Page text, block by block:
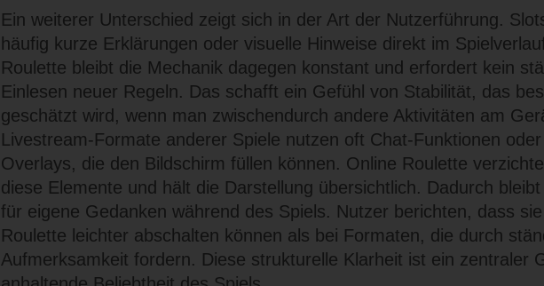
Ein weiterer Unterschied zeigt sich in der Art der Nutzerführung.
häufig kurze Erklärungen oder visuelle Hinweise direkt im
Roulette bleibt die Mechanik dagegen konstant und erfordert kein
Einlesen neuer Regeln. Das schafft ein Gefühl von Stabilität, das
geschätzt wird, wenn man zwischendurch andere Aktivitäten am
Livestream-Formate anderer Spiele nutzen oft Chat-Funktionen
Overlays, die den Bildschirm füllen können. Online Roulette
diese Elemente und hält die Darstellung übersichtlich. Dadurch
für eigene Gedanken während des Spiels. Nutzer berichten, dass
Roulette leichter abschalten können als bei Formaten, die durch
Aufmerksamkeit fordern. Diese strukturelle Klarheit ist ein zentraler